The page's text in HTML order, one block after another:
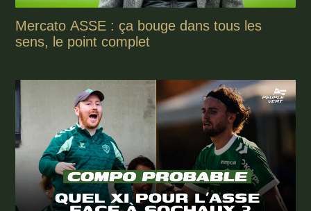
Mercato ASSE : ça bouge dans tous les
sens, le point complet